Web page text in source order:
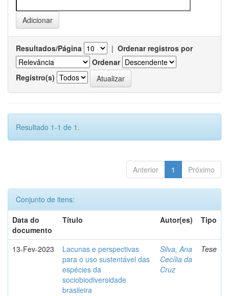
Resultados/Página | Ordenar registros por
Ordenar
Registro(s)
Resultado 1-1 de 1.
Anterior 1 Próximo
Conjunto de itens:
Data do
documento
Título Autor(es) Tipo
13-Fev-2023
Lacunas e perspectivas
para o uso sustentável das
espécies da
sociobiodiversidade
brasileira
Silva, Ana
Cecília da
Cruz
Tese